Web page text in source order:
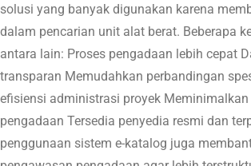
solusi yang banyak digunakan karena
dalam pencarian unit alat berat. Beberapa
antara lain: Proses pengadaan lebih cepat
transparan Memudahkan perbandingan
efisiensi administrasi proyek
pengadaan Tersedia penyedia resmi dan
penggunaan sistem e-katalog juga